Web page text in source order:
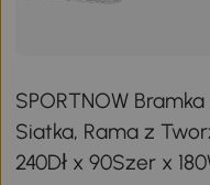
SPORTNOW
Siatka, Rama z
240Dł x 90Szer x